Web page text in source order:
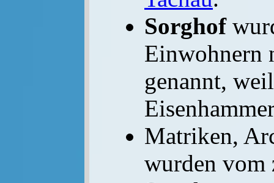
Sorghof
Einwohnern
genannt,
Matriken,
wurden vom